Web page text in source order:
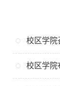
校区学院
校区学院